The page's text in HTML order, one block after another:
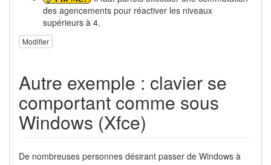
des agencements pour réactiver les niveaux
supérieurs à 4.
Modifier
Autre exemple : clavier se
comportant comme sous
Windows (Xfce)
De nombreuses personnes désirant passer de Windows à